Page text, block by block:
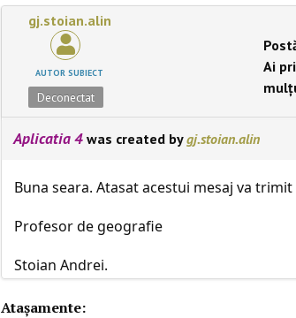
gj.stoian.alin
AUTOR SUBIECT
Deconectat
Ai
Aplicatia 4 was created bygj.stoian.alin
Buna seara. Atasat acestui mesaj va
Profesor de geografie
Stoian Andrei.
Atașamente: